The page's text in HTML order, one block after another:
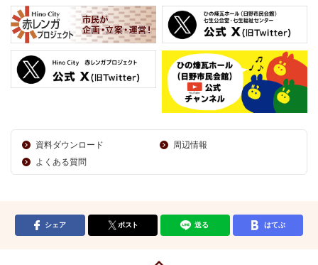
資料ダウンロード
周辺情報
よくある質問
シェア ポスト 送る はてぶ